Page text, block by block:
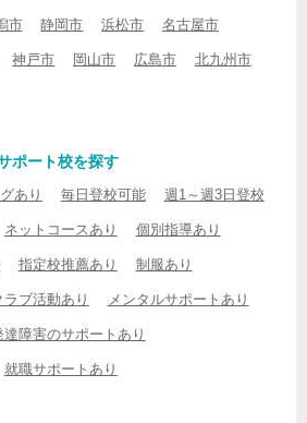
市 静岡市 浜松市 名古屋市
神戸市 岡山市 広島市 北九州市
ポート校を探す
あり 毎日登校可能 週1～週3日登校
ネットコースあり 個別指導あり
指定校推薦あり 制服あり
ラブ活動あり メンタルサポートあり
達障害のサポートあり
就職サポートあり